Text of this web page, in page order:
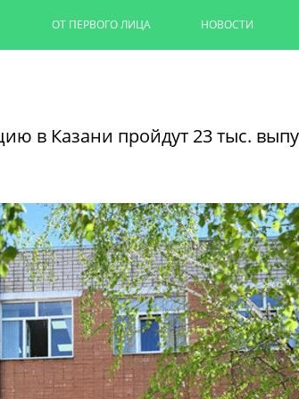
ОТ ПЕРВОГО ЛИЦА НОВОСТИ
Капремонт казанских
Ильсур Метшин провел выездное
ЧИТАТЬ ДАЛЕЕ
в Казани пройдут 23 тыс.